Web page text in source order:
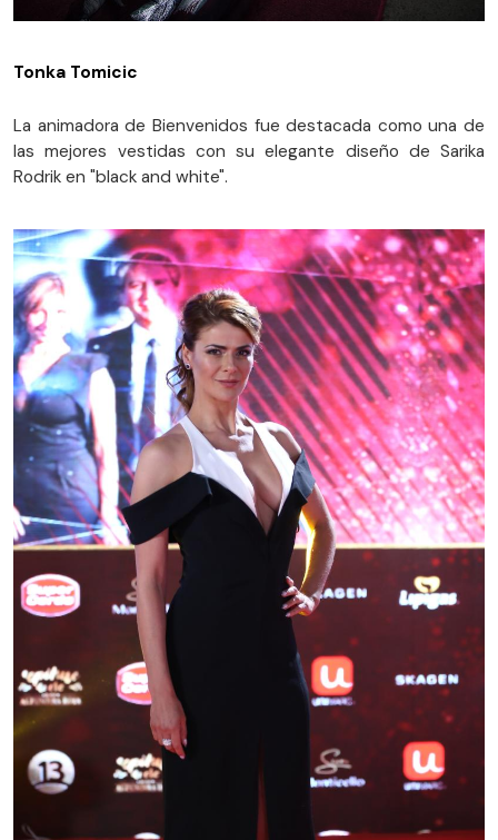
Tonka Tomicic
La animadora de Bienvenidos fue destacada como una de
las mejores vestidas con su elegante diseño de Sarika
Rodrik en "black and white".